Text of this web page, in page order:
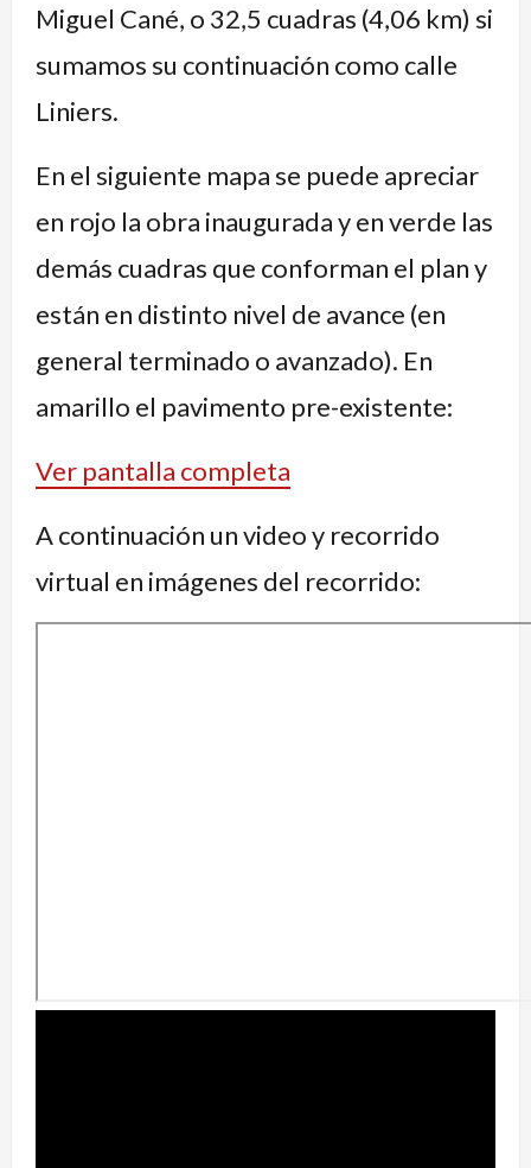
Miguel Cané, o 32,5 cuadras (4,06 km) si
sumamos su continuación como calle
Liniers.
En el siguiente mapa se puede apreciar
en rojo la obra inaugurada y en verde las
demás cuadras que conforman el plan y
están en distinto nivel de avance (en
general terminado o avanzado). En
amarillo el pavimento pre-existente:
Ver pantalla completa
A continuación un video y recorrido
virtual en imágenes del recorrido: